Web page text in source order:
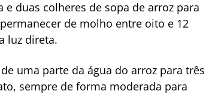
duas colheres de sopa de arroz para
de molho entre oito e 12
luz direta.
uma parte da água do arroz para três
sempre de forma moderada para